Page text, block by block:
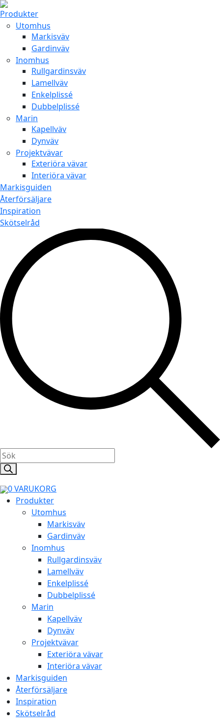
Produkter
Utomhus
Markisväv
Gardinväv
Inomhus
Rullgardinsväv
Lamellväv
Enkelplissé
Dubbelplissé
Marin
Kapellväv
Dynväv
Projektvävar
Exteriöra vävar
Interiöra vävar
Markisguiden
Återförsäljare
Inspiration
Skötselråd
Products
search
0VARUKORG
Produkter
Utomhus
Markisväv
Gardinväv
Inomhus
Rullgardinsväv
Lamellväv
Enkelplissé
Dubbelplissé
Marin
Kapellväv
Dynväv
Projektvävar
Exteriöra vävar
Interiöra vävar
Markisguiden
Återförsäljare
Inspiration
Skötselråd